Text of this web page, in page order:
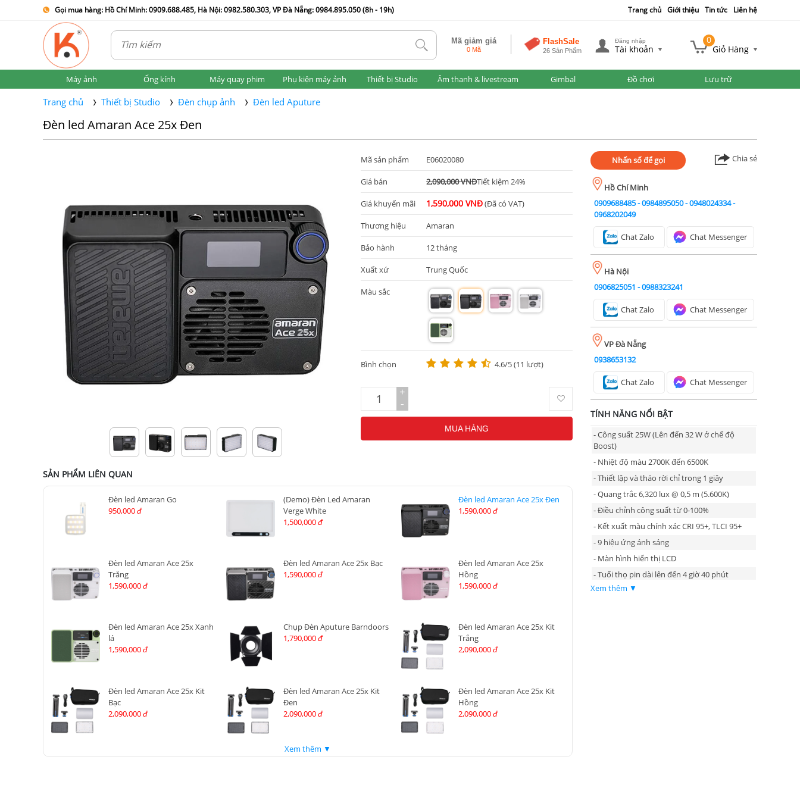
Gọi mua hàng: Hồ Chí Minh: 0909.688.485, Hà Nội: 0982.580.303, VP Đà Nẵng: 0984.895.050 (8h - 19h) Trang chủ Giới thiệu Tin tức Liên hệ
tlk Mã giảm giá
0 Mã
FlashSale
26 Sản Phẩm
Đăng nhập
Tài khoản
0
Giỏ Hàng
Máy ảnh Ống kính Máy quay phim Phụ kiện máy ảnh Thiết bị Studio Âm thanh & livestream Gimbal Đồ chơi Lưu trữ
Trang chủ Thiết bị Studio Đèn chụp ảnh Đèn led Aputure
Đèn led Amaran Ace 25x Đen
Mã sản phẩm E06020080
Giá bán 2,090,000 VNĐTiết kiệm 24%
Giá khuyến mãi 1,590,000 VNĐ(Đã có VAT)
Thương hiệu Amaran
Bảo hành 12 tháng
Xuất xứ Trung Quốc
Màu sắc
m
m
Bình chọn 4.6/5 (11 lượt)
+
-
MUA HÀNG
SẢN PHẨM LIÊN QUAN
Đèn led Amaran Go
950,000 đ
(Demo) Đèn Led Amaran
Verge White
1,500,000 đ
Đèn led Amaran Ace 25x Đen
1,590,000 đ
Đèn led Amaran Ace 25x
Trắng
1,590,000 đ
Đèn led Amaran Ace 25x Bạc
1,590,000 đ
Đèn led Amaran Ace 25x
Hồng
1,590,000 đ
Đèn led Amaran Ace 25x Xanh
lá
1,590,000 đ
Chụp Đèn Aputure Barndoors
1,790,000 đ
Đèn led Amaran Ace 25x Kit
Trắng
2,090,000 đ
Đèn led Amaran Ace 25x Kit
Bạc
2,090,000 đ
Đèn led Amaran Ace 25x Kit
Đen
2,090,000 đ
Đèn led Amaran Ace 25x Kit
Hồng
2,090,000 đ
Xem thêm ▼
Nhấn số để gọi Chia sẻ
Hồ Chí Minh
0909688485-0984895050-0948024334-
0968202049
Chat Zalo Chat Messenger
Hà Nội
0906825051 -0988323241
Chat Zalo Chat Messenger
VP Đà Nẵng
0938653132
Chat Zalo Chat Messenger
TÍNH NĂNG NỔI BẬT
- Công suất 25W (Lên đến 32 W ở chế độ
Boost)
- Nhiệt độ màu 2700K đến 6500K
- Thiết lập và tháo rời chỉ trong 1 giây
- Quang trắc 6,320 lux @ 0,5 m (5.600K)
- Điều chỉnh công suất từ 0-100%
- Kết xuất màu chính xác CRI 95+, TLCI 95+
- 9 hiệu ứng ánh sáng
- Màn hình hiển thị LCD
- Tuổi thọ pin dài lên đến 4 giờ 40 phút
- Sạc ngược cho các thiết bị khác qua cổng
Xem thêm ▼